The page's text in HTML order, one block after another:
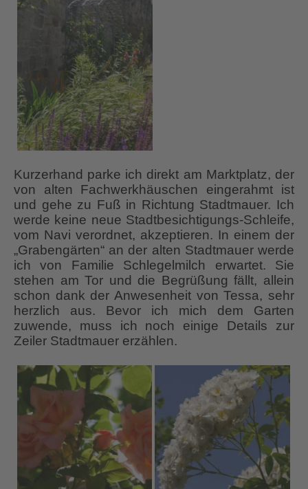
Kurzerhand parke ich direkt am Marktplatz, der
von alten Fachwerkhäuschen eingerahmt ist
und gehe zu Fuß in Richtung Stadtmauer. Ich
werde keine neue Stadtbesichtigungs-Schleife,
vom Navi verordnet, akzeptieren. In einem der
„Grabengärten“ an der alten Stadtmauer werde
ich von Familie Schlegelmilch erwartet. Sie
stehen am Tor und die Begrüßung fällt, allein
schon dank der Anwesenheit von Tessa, sehr
herzlich aus. Bevor ich mich dem Garten
zuwende, muss ich noch einige Details zur
Zeiler Stadtmauer erzählen.